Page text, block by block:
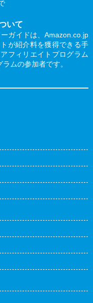
いて
ガイドは、Amazon.co.jp
が紹介料を獲得できる手
フィリエイトプログラム
ムの参加者です。